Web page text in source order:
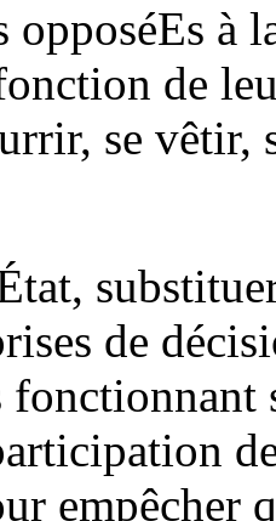
opposéEs à
de
se vêtir,
de
empêcher